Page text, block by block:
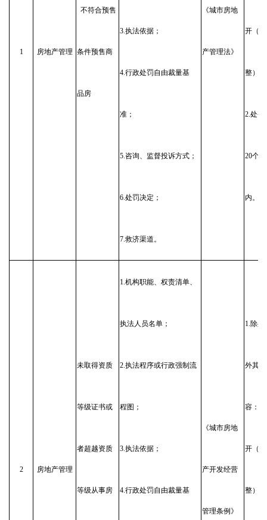
1 房地产管理
不符合预售
条件预售商
品房
3.执法依据；
4.行政处罚自由裁量基
准；
5.咨询、监督投诉方式；
6.处罚决定；
7.救济渠道。
《城市房地
产管理法》
开（
整）；
2.处罚
20个
内。
2 房地产管理
未取得资质
等级证书或
者超越资质
等级从事房
1.机构职能、权责清单、
执法人员名单；
2.执法程序或行政强制流
程图；
3.执法依据；
4.行政处罚自由裁量基
《城市房地
产开发经营
管理条例》
1.除处
外其
容：
开（
整）；